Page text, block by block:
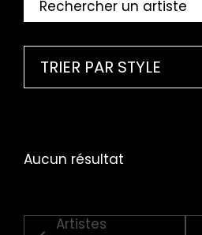
TRIER PAR STYLE
Aucun résultat
Artistes